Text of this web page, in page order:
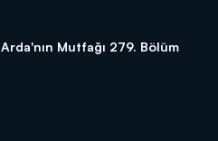
Arda'nın Mutfağı 279. Bölüm